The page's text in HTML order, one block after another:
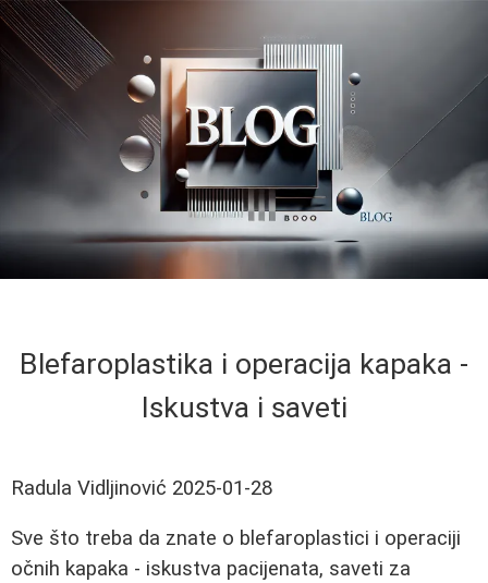
Blefaroplastika i operacija kapaka -
Iskustva i saveti
Radula Vidljinović 2025-01-28
Sve što treba da znate o blefaroplastici i operaciji
očnih kapaka - iskustva pacijenata, saveti za